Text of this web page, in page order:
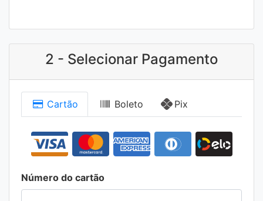
2 - Selecionar Pagamento
Cartão Boleto Pix
Número do cartão